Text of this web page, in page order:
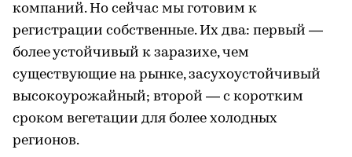
компаний. Но сейчас мы готовим к
регистрации собственные. Их два: первый —
более устойчивый к заразихе, чем
существующие на рынке, засухоустойчивый
высокоурожайный; второй — с коротким
сроком вегетации для более холодных
регионов.